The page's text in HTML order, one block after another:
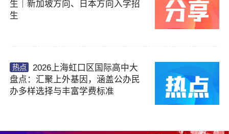
生｜新加坡方向、日本方向入学招
生
热点
2026上海虹口区国际高中大
盘点：汇聚上外基因，涵盖公办民
办多样选择与丰富学费标准